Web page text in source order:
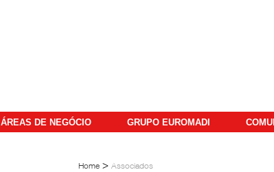
ÁREAS DE NEGÓCIO GRUPO EUROMADI
Home> Associados